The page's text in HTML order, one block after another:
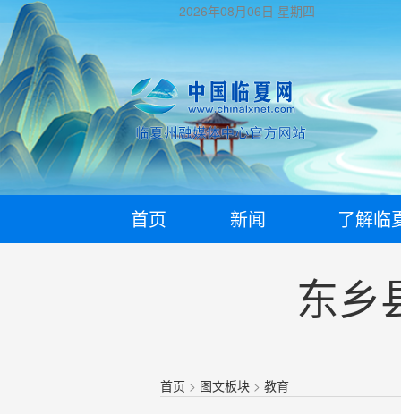
2026年08月06日 星期四
首页 新闻 了解临
东乡
首页 > 图文板块 >教育